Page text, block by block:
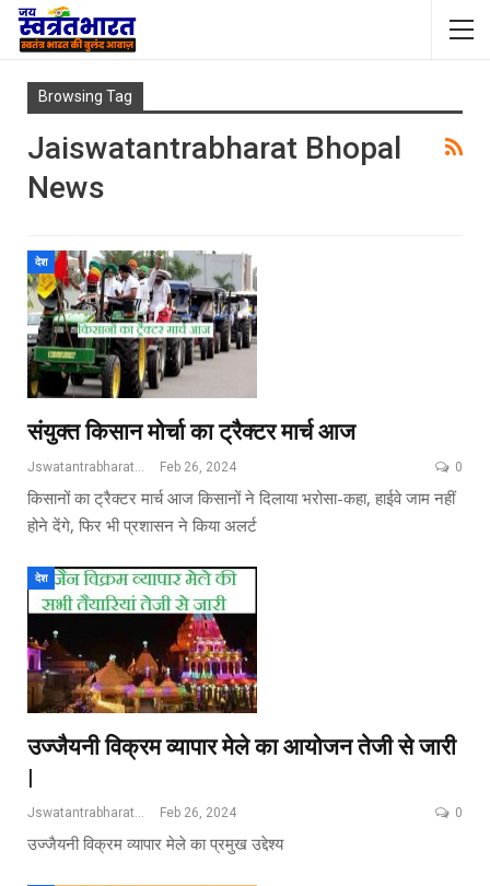
Browsing Tag
Jaiswatantrabharat Bhopal
News
देश
संयुक्त किसान मोर्चा का ट्रैक्टर मार्च आज
Feb 26, 2024 0
किसानों का ट्रैक्टर मार्च आज किसानों ने दिलाया भरोसा-कहा, हाईवे जाम नहीं
होने देंगे, फिर भी प्रशासन ने किया अलर्ट
देश
उज्जैयनी विक्रम व्यापार मेले का आयोजन तेजी से जारी
|
Jswatantrabharat@gmail.com Feb 26, 2024 0
उज्जैयनी विक्रम व्यापार मेले का प्रमुख उद्देश्य